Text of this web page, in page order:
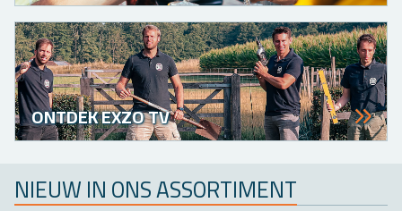
ONTDEK EXZO TV
NIEUW IN ONS ASSORTIMENT